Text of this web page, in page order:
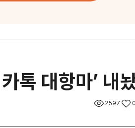
톡 대항마’ 내
2597 0